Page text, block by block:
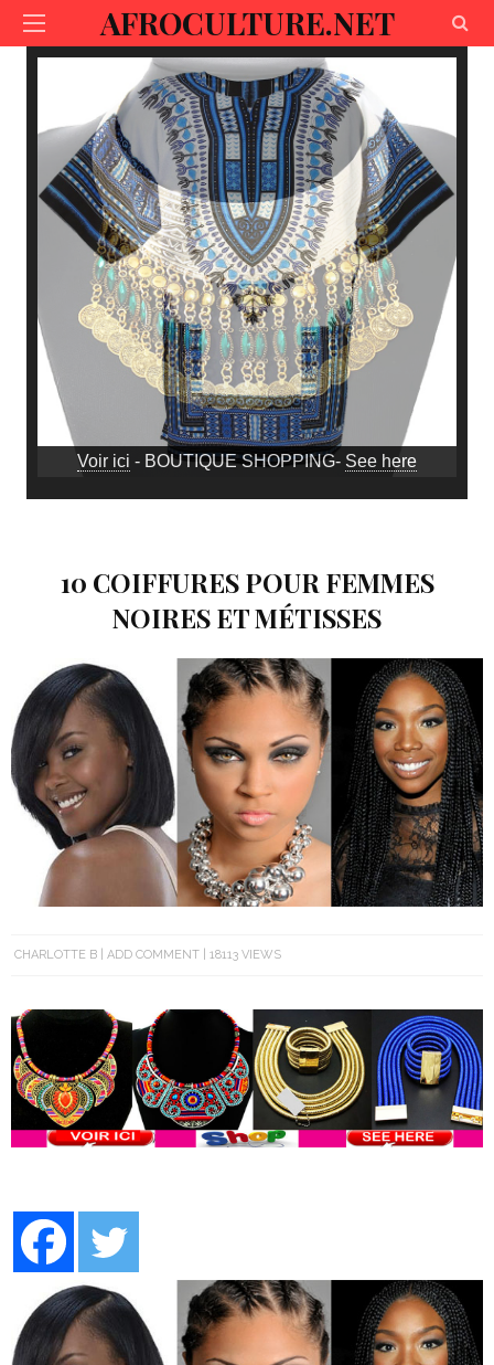
AFROCULTURE.NET
Voir ici - BOUTIQUE SHOPPING- See here
10 COIFFURES POUR FEMMES
NOIRES ET MÉTISSES
CHARLOTTE B ADD COMMENT 18113 VIEWS